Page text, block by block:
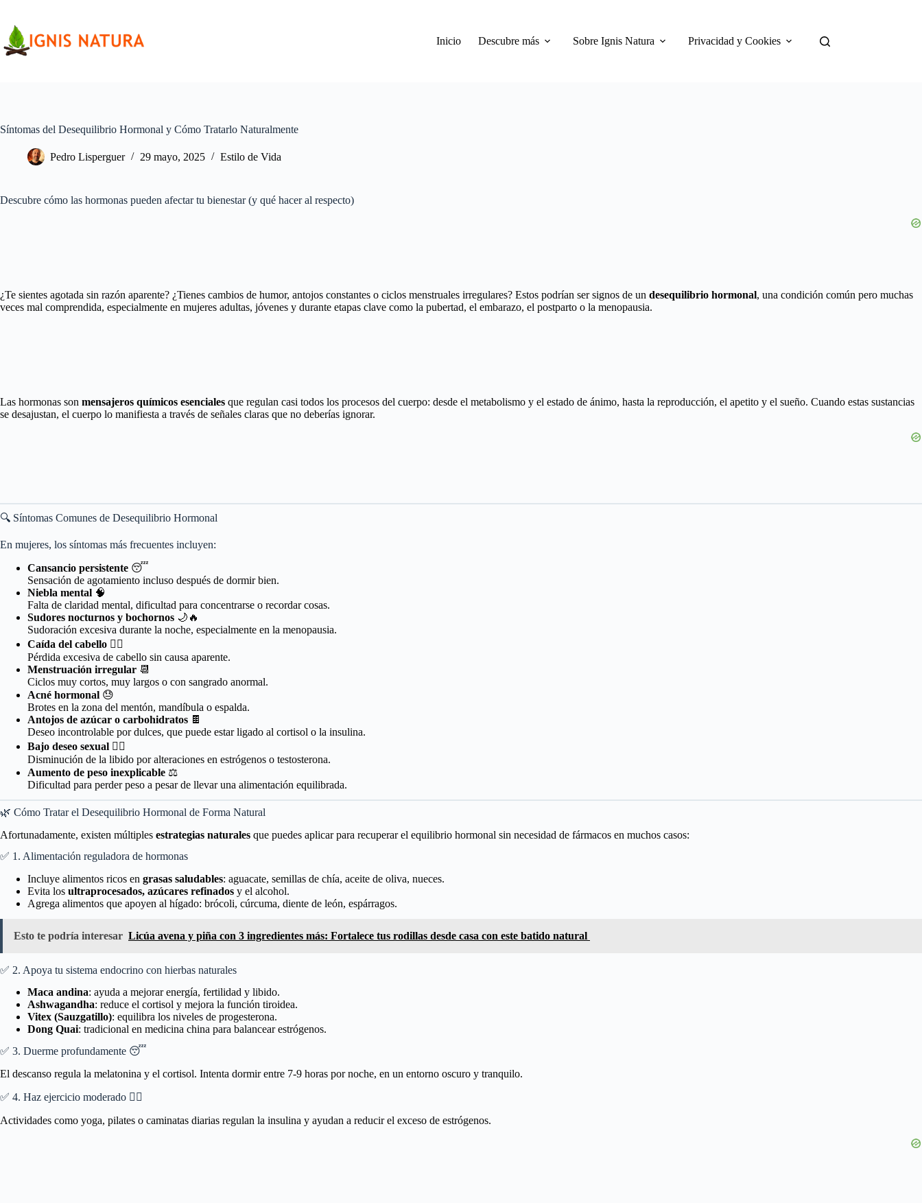
contenido
Inicio
Descubre más Sobre Ignis Natura Privacidad y Cookies
Síntomas del Desequilibrio Hormonal y Cómo Tratarlo Naturalmente
Pedro Lisperguer 29 mayo, 2025 Estilo de Vida
Descubre cómo las hormonas pueden afectar tu bienestar (y qué hacer al respecto)
¿Te sientes agotada sin razón aparente? ¿Tienes cambios de humor, antojos constantes o ciclos menstruales irregulares? Estos podrían ser signos de un desequilibrio hormonal, una condición común pero muchas
veces mal comprendida, especialmente en mujeres adultas, jóvenes y durante etapas clave como la pubertad, el embarazo, el postparto o la menopausia.
Las hormonas son mensajeros químicos esenciales que regulan casi todos los procesos del cuerpo: desde el metabolismo y el estado de ánimo, hasta la reproducción, el apetito y el sueño. Cuando estas sustancias
se desajustan, el cuerpo lo manifiesta a través de señales claras que no deberías ignorar.
🔍 Síntomas Comunes de Desequilibrio Hormonal
En mujeres, los síntomas más frecuentes incluyen:
Cansancio persistente 😴
Sensación de agotamiento incluso después de dormir bien.
Niebla mental 🧠
Falta de claridad mental, dificultad para concentrarse o recordar cosas.
Sudores nocturnos y bochornos 🌙🔥
Sudoración excesiva durante la noche, especialmente en la menopausia.
Caída del cabello 💇‍♀️
Pérdida excesiva de cabello sin causa aparente.
Menstruación irregular 📆
Ciclos muy cortos, muy largos o con sangrado anormal.
Acné hormonal 😓
Brotes en la zona del mentón, mandíbula o espalda.
Antojos de azúcar o carbohidratos 🍫
Deseo incontrolable por dulces, que puede estar ligado al cortisol o la insulina.
Bajo deseo sexual ❤️‍🔥
Disminución de la libido por alteraciones en estrógenos o testosterona.
Aumento de peso inexplicable ⚖️
Dificultad para perder peso a pesar de llevar una alimentación equilibrada.
🌿 Cómo Tratar el Desequilibrio Hormonal de Forma Natural
Afortunadamente, existen múltiples estrategias naturales que puedes aplicar para recuperar el equilibrio hormonal sin necesidad de fármacos en muchos casos:
✅ 1. Alimentación reguladora de hormonas
Incluye alimentos ricos en grasas saludables: aguacate, semillas de chía, aceite de oliva, nueces.
Evita los ultraprocesados, azúcares refinados y el alcohol.
Agrega alimentos que apoyen al hígado: brócoli, cúrcuma, diente de león, espárragos.
Esto te podría interesar Licúa avena y piña con 3 ingredientes más: Fortalece tus rodillas desde casa con este batido natural
✅ 2. Apoya tu sistema endocrino con hierbas naturales
Maca andina: ayuda a mejorar energía, fertilidad y libido.
Ashwagandha: reduce el cortisol y mejora la función tiroidea.
Vitex (Sauzgatillo): equilibra los niveles de progesterona.
Dong Quai: tradicional en medicina china para balancear estrógenos.
✅ 3. Duerme profundamente 😴
El descanso regula la melatonina y el cortisol. Intenta dormir entre 7-9 horas por noche, en un entorno oscuro y tranquilo.
✅ 4. Haz ejercicio moderado 🧘‍♀️
Actividades como yoga, pilates o caminatas diarias regulan la insulina y ayudan a reducir el exceso de estrógenos.